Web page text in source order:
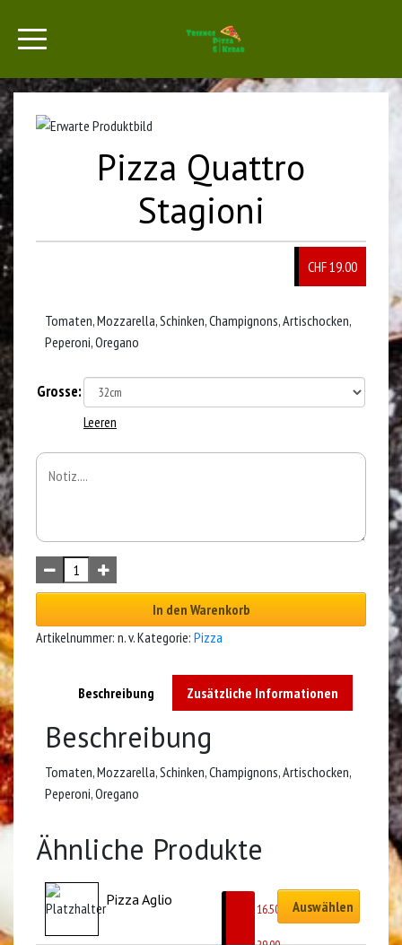
Pizza Quattro
Stagioni
CHF 19.00
Tomaten, Mozzarella, Schinken, Champignons, Artischocken,
Peperoni, Oregano
Grosse:
Leeren
In den Warenkorb
Artikelnummer: n. v.Kategorie: Pizza
Beschreibung Zusätzliche Informationen
Beschreibung
Tomaten, Mozzarella, Schinken, Champignons, Artischocken,
Peperoni, Oregano
Ähnliche Produkte
Pizza Aglio
16.50
Auswählen